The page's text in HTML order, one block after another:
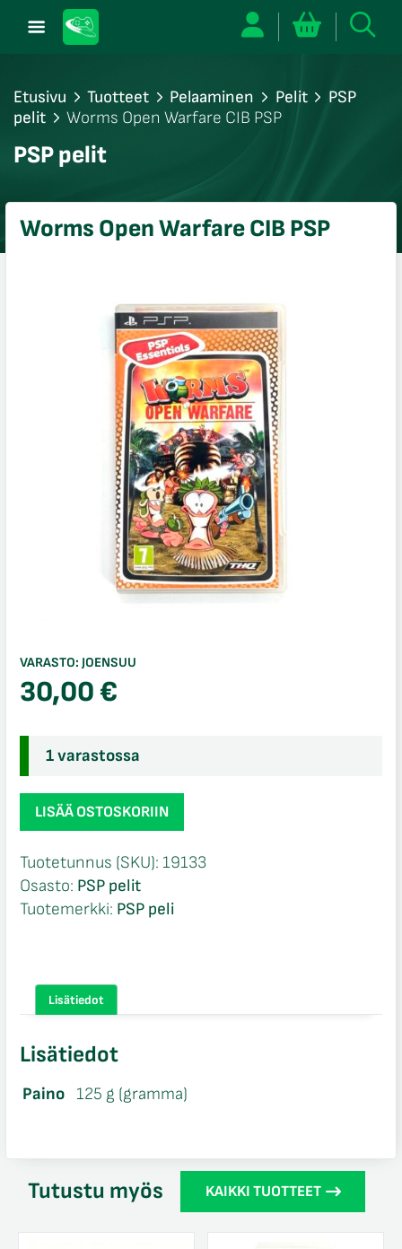
Etusivu Tuotteet Pelaaminen Pelit
PSP
pelit
Worms Open Warfare CIB PSP
PSP pelit
Worms Open Warfare CIB PSP
VARASTO: JOENSUU
30,00€
1 varastossa
Worms
Open
CIB
PSP
määrä
LISÄÄ OSTOSKORIIN
Tuotetunnus (SKU): 19133
Osasto: PSP pelit
Tuotemerkki: PSP peli
Lisätiedot
Lisätiedot
Paino 125 g (gramma)
Tutustu myös KAIKKI TUOTTEET
sulje
sulje